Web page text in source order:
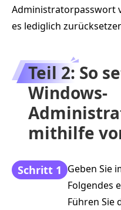
Administratorpasswort
es lediglich
Teil 2: So
Windows-
mithilfe
Schritt 1 Geben Sie
Folgendes
Führen Sie